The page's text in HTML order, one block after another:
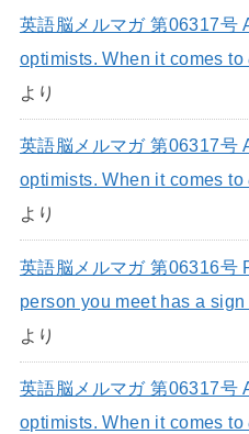
英語脳メルマガ 第06317号
optimists. When it comes to
より
英語脳メルマガ 第06317号
optimists. When it comes to
より
英語脳メルマガ 第06316号
person you meet has a sign
より
英語脳メルマガ 第06317号
optimists. When it comes to